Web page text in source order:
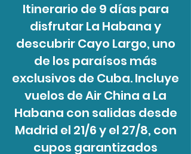
Itinerario de 9 días para
disfrutar La Habana y
descubrir Cayo Largo, uno
de los paraísos más
exclusivos de Cuba. Incluye
vuelos de Air China a La
Habana con salidas desde
Madrid el 21/6 y el 27/8, con
cupos garantizados